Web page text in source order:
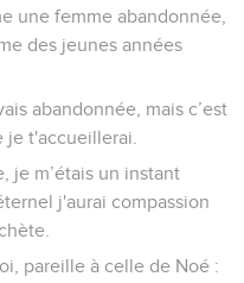
une femme abandonnée,
des jeunes années
abandonnée, mais c’est
je t'accueillerai.
je m’étais un instant
j'aurai compassion
pareille à celle de Noé :